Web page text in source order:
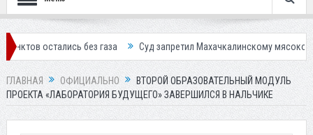
без газа Суд запретил Махачкалинскому мясокомбинату
ГЛАВНАЯ ОФИЦИАЛЬНО
ВТОРОЙ ОБРАЗОВАТЕЛЬНЫЙ МОДУЛЬ
ПРОЕКТА «ЛАБОРАТОРИЯ БУДУЩЕГО» ЗАВЕРШИЛСЯ В НАЛЬЧИКЕ